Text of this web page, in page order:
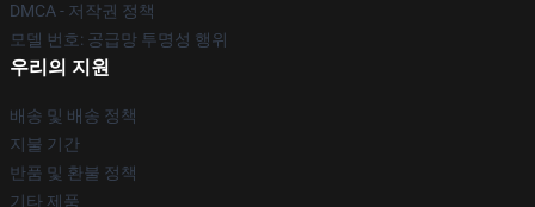
DMCA - 저작권 정책
모델 번호: 공급망 투명성 행위
우리의 지원
배송 및 배송 정책
지불 기간
반품 및 환불 정책
기타 제품